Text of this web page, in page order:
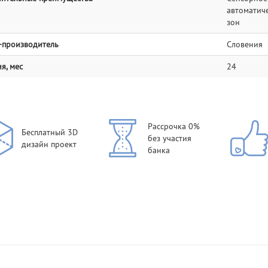
зон
Словения
мес 24
Бесплатный 3D
дизайн проект
Рассрочка 0%
без участия
банка